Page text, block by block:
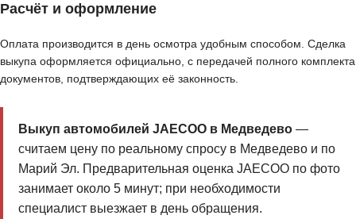
Расчёт и оформление
Оплата производится в день осмотра удобным способом. Сделка
выкупа оформляется официально, с передачей полного комплекта
документов, подтверждающих её законность.
Выкуп автомобилей JAECOO в Медведево—
считаем цену по реальному спросу в Медведево и по
Марий Эл. Предварительная оценка JAECOO по фото
занимает около 5 минут; при необходимости
специалист выезжает в день обращения.